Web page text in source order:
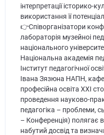
інтерпретації історико-
використання її
👉Співорганізатори
лабораторiя музейноi
нацiонального
Національна академія
Інститут педагогічної
Івана Зязюна НАПН,
професійна освіта ХХІ
проведення науково-
педагогіка – проблеми,
– Конференція) полягає
набутий досвід та